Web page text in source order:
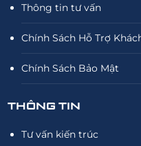
Thông tin tư vấn
Chính Sách Hỗ Trợ
Chính Sách Bảo Mật
THÔNG TIN
Tư vấn kiến trúc